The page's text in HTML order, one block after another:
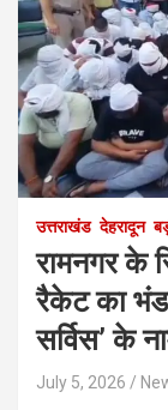
उत्तराखंड देहरादून
रामनगर के
रैकेट का
सर्विस’ के
July 5, 2026